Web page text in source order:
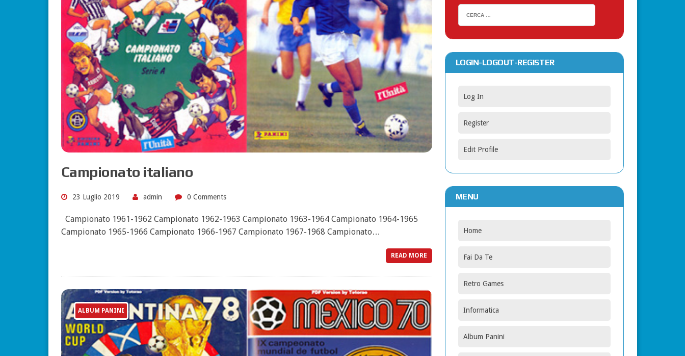
Campionato italiano
23 Luglio 2019 admin 0 Comments
Campionato 1961-1962 Campionato 1962-1963 Campionato 1963-1964 Campionato 1964-1965
Campionato 1965-1966 Campionato 1966-1967 Campionato 1967-1968 Campionato…
READ MORE
ALBUM PANINI
LOGIN-LOGOUT-REGISTER
Log In
Register
Edit Profile
MENU
Home
Fai Da Te
Retro Games
Informatica
Album Panini